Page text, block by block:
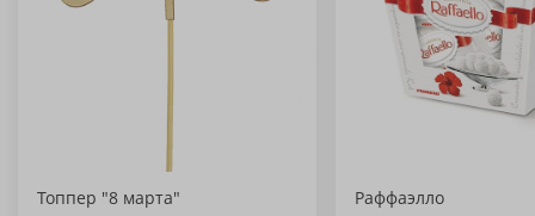
Топпер "8 марта" Раффаэлло